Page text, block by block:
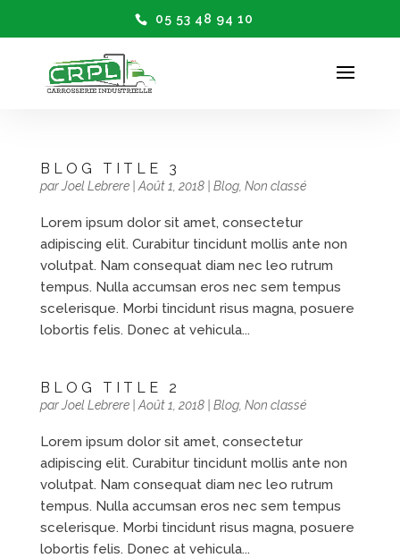
05 53 48 94 10
BLOG TITLE 3
parJoel Lebrere| Août 1, 2018| Blog, Non classé
Lorem ipsum dolor sit amet, consectetur
adipiscing elit. Curabitur tincidunt mollis ante non
volutpat. Nam consequat diam nec leo rutrum
tempus. Nulla accumsan eros nec sem tempus
scelerisque. Morbi tincidunt risus magna, posuere
lobortis felis. Donec at vehicula...
BLOG TITLE 2
parJoel Lebrere| Août 1, 2018| Blog, Non classé
Lorem ipsum dolor sit amet, consectetur
adipiscing elit. Curabitur tincidunt mollis ante non
volutpat. Nam consequat diam nec leo rutrum
tempus. Nulla accumsan eros nec sem tempus
scelerisque. Morbi tincidunt risus magna, posuere
lobortis felis. Donec at vehicula...